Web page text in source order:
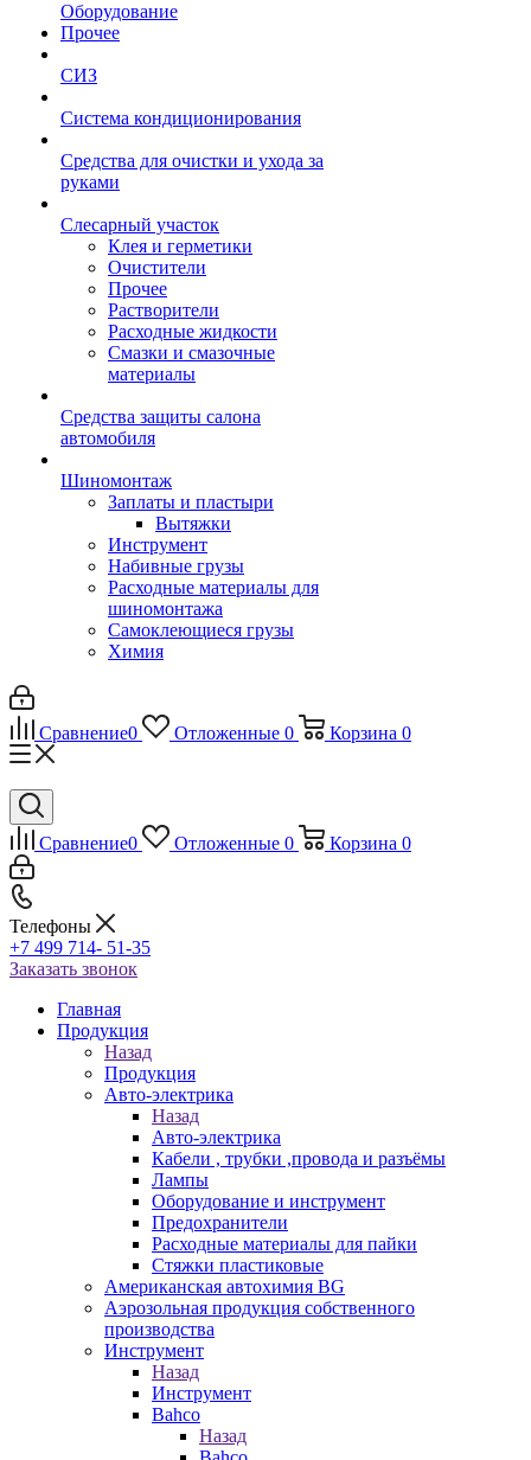
Оборудование
Прочее
СИЗ
Система кондиционирования
Средства для очистки и ухода за
руками
Слесарный участок
Клея и герметики
Очистители
Прочее
Растворители
Расходные жидкости
Смазки и смазочные
материалы
Средства защиты салона
автомобиля
Шиномонтаж
Заплаты и пластыри
Вытяжки
Инструмент
Набивные грузы
Расходные материалы для
шиномонтажа
Самоклеющиеся грузы
Химия
Сравнение0 Отложенные 0 Корзина 0
Сравнение0 Отложенные 0 Корзина 0
Телефоны
+7 499 714- 51-35
Заказать звонок
Главная
Продукция
Назад
Продукция
Авто-электрика
Назад
Авто-электрика
Кабели , трубки ,провода и разъёмы
Лампы
Оборудование и инструмент
Предохранители
Расходные материалы для пайки
Стяжки пластиковые
Американская автохимия BG
Аэрозольная продукция собственного
производства
Инструмент
Назад
Инструмент
Bahco
Назад